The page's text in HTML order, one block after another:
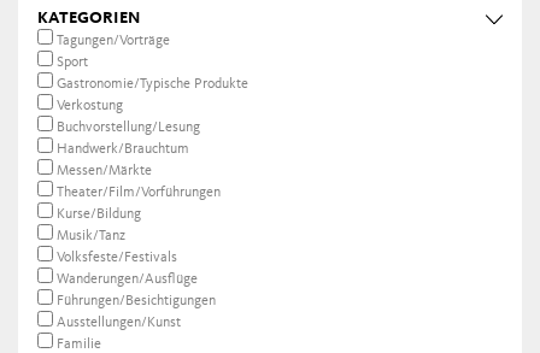
KATEGORIEN
Tagungen/Vorträge
Sport
Gastronomie/Typische Produkte
Verkostung
Buchvorstellung/Lesung
Handwerk/Brauchtum
Messen/Märkte
Theater/Film/Vorführungen
Kurse/Bildung
Musik/Tanz
Volksfeste/Festivals
Wanderungen/Ausflüge
Führungen/Besichtigungen
Ausstellungen/Kunst
Familie